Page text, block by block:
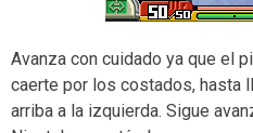
Avanza con cuidado ya que el
caerte por los costados, hasta
arriba a la izquierda. Sigue